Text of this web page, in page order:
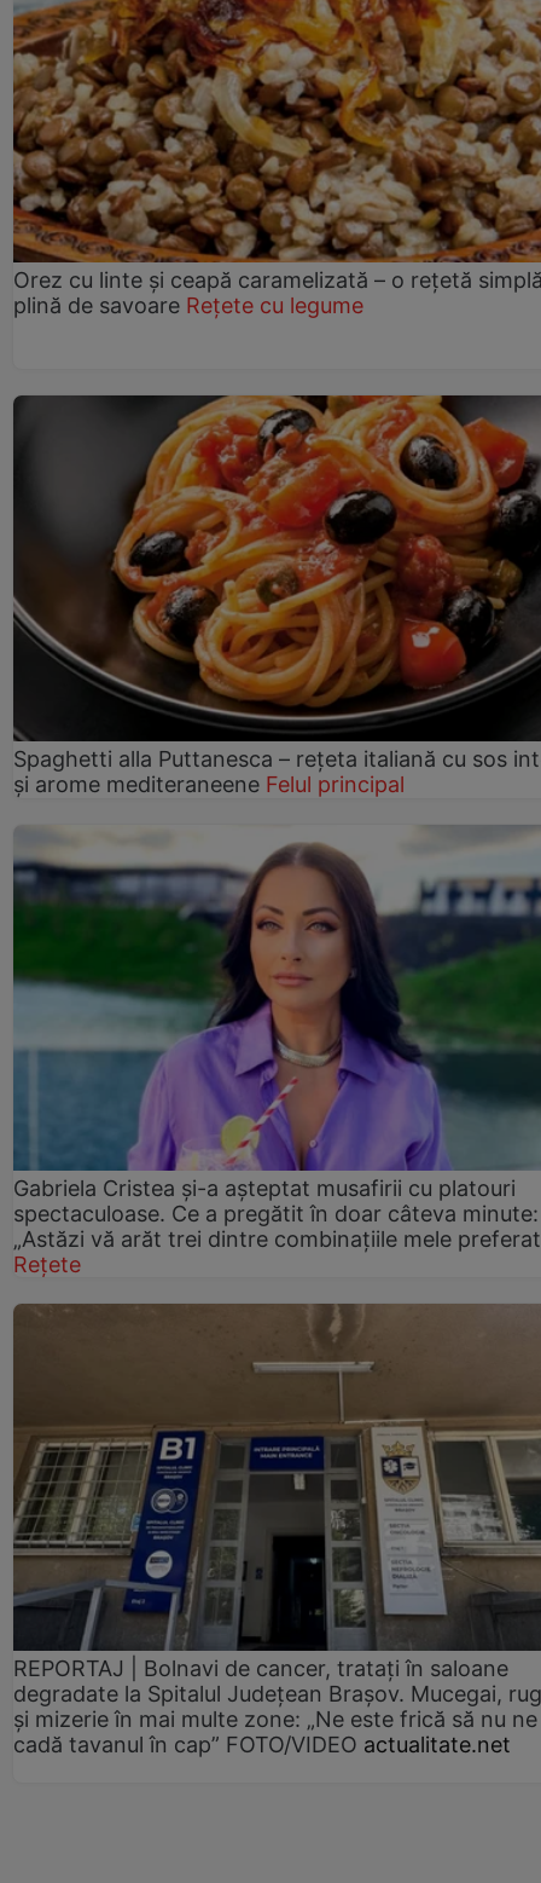
Orez cu linte și ceapă caramelizată – o rețetă
plină de savoare Rețete cu legume
Spaghetti alla Puttanesca – rețeta italiană cu sos
și arome mediteraneene Felul principal
Gabriela Cristea și-a așteptat musafirii cu platouri
spectaculoase. Ce a pregătit în doar câteva minute:
„Astăzi vă arăt trei dintre combinațiile mele
Rețete
REPORTAJ | Bolnavi de cancer, tratați în saloane
degradate la Spitalul Județean Brașov. Mucegai,
și mizerie în mai multe zone: „Ne este frică să nu ne
cadă tavanul în cap” FOTO/VIDEO actualitate.net